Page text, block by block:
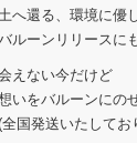
土へ還る、環境に優
ルーンリリースに
えない今だけど
いをバルーンにの
全国発送いたしてお